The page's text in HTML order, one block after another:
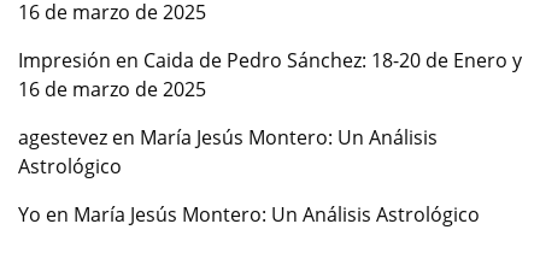
16 de marzo de 2025
Impresión en Caida de Pedro Sánchez: 18-20 de Enero y
16 de marzo de 2025
agestevez en María Jesús Montero: Un Análisis
Astrológico
Yo en María Jesús Montero: Un Análisis Astrológico